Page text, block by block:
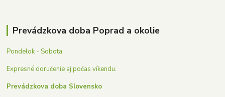
Prevádzkova doba Poprad a okolie
Pondelok - Sobota
Expresné doručenie aj počas víkendu.
Prevádzkova doba Slovensko